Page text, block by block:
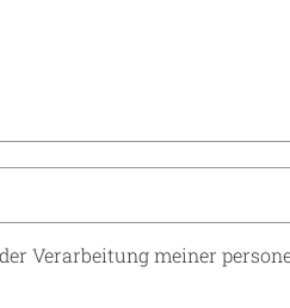
Verarbeitung meiner